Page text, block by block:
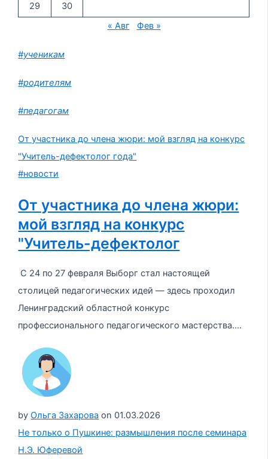
29
30
« Авг
Фев »
#ученикам
#родителям
#педагогам
От участника до члена жюри: мой взгляд на конкурс
"Учитель-дефектолог года"
#новости
От участника до члена жюри:
мой взгляд на конкурс
"Учитель-дефектолог
С 24 по 27 февраля Выборг стал настоящей
столицей педагогических идей — здесь проходил
Ленинградский областной конкурс
профессионального педагогического мастерства....
byОльга Захарова on 01.03.2026
Не только о Пушкине: размышления после семинара
Н.Э. Юферевой